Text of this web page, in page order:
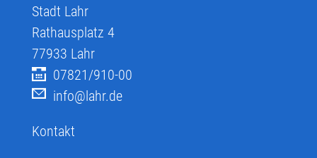
Stadt Lahr
Rathausplatz 4
77933 Lahr
07821/910-00
info@lahr.de
Kontakt